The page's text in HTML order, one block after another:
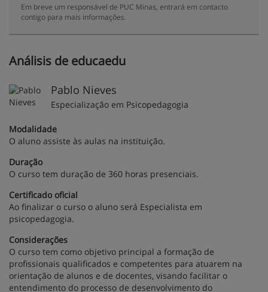
Em breve um responsável de PUC Minas, entrará em contacto
contigo para mais informações.
Análisis de educaedu
Pablo Nieves
Especialização em Psicopedagogia
Modalidade
O aluno assiste às aulas na instituição.
Duração
O curso tem duração de 360 horas presenciais.
Certificado oficial
Ao finalizar o curso o aluno será Especialista em
psicopedagogia.
Considerações
O curso tem como objetivo principal a formação de
profissionais qualificados e competentes para atuarem na
orientação de alunos e de docentes, visando facilitar o
entendimento do processo de desenvolvimento do